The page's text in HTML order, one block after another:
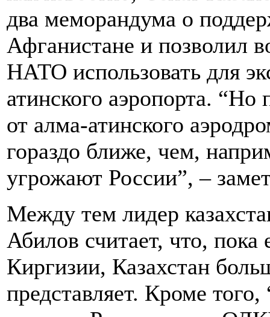
два меморандума о
Афганистане и
НАТО использовать для
атинского аэропорта. “Но
от алма-атинского
гораздо ближе, чем,
угрожают России”, –
Между тем лидер
Абилов считает, что, пока
Киргизии, Казахстан
представляет. Кроме того,